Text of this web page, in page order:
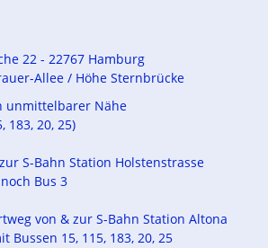
22 - 22767 Hamburg
Allee / Höhe Sternbrücke
unmittelbarer Nähe
183, 20, 25)
S-Bahn Station Holstenstrasse
Bus 3
von & zur S-Bahn Station Altona
Bussen 15, 115, 183, 20, 25